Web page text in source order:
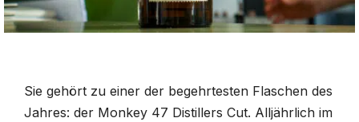
Sie gehört zu einer der begehrtesten Flaschen des
Jahres: der Monkey 47 Distillers Cut. Alljährlich im